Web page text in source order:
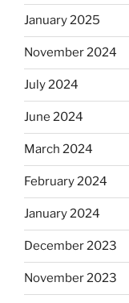
January 2025
November 2024
July 2024
June 2024
March 2024
February 2024
January 2024
December 2023
November 2023